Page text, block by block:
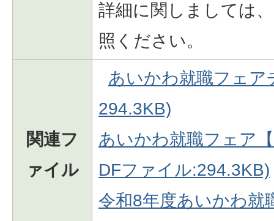
詳細に関しましては
照ください。
関連フ
ァイル
あいかわ就職フェア
294.3KB)
あいかわ就職フェア
DFファイル:294.3KB)
令和8年度あいかわ就